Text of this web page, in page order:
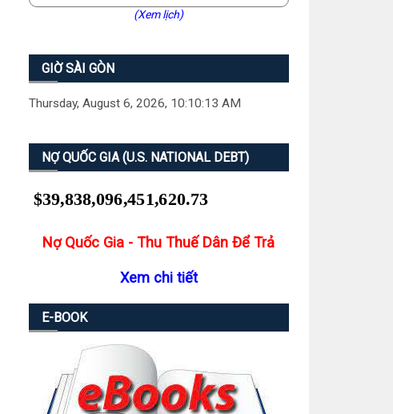
(Xem lịch)
GIỜ SÀI GÒN
Thursday, August 6, 2026, 10:10:15 AM
NỢ QUỐC GIA (U.S. NATIONAL DEBT)
Nợ Quốc Gia - Thu Thuế Dân Để Trả
Xem chi tiết
E-BOOK